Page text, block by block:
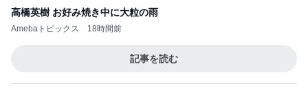
高橋英樹 お好み焼き中に大粒の雨
Amebaトピックス 18時間前
記事を読む